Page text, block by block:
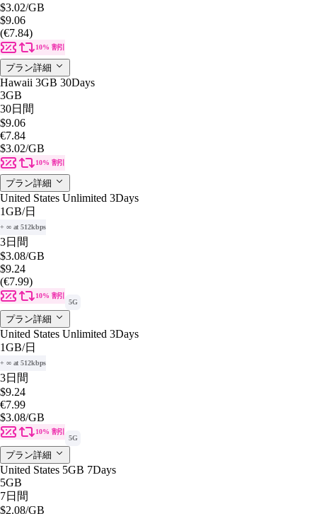
$3.02/GB
$9.06
(€7.84)
10% 割引
プラン詳細
Hawaii 3GB 30Days
3GB
30日間
$9.06
€7.84
$3.02/GB
10% 割引
プラン詳細
United States Unlimited 3Days
1GB/日
+ ∞ at 512kbps
3日間
$3.08/GB
$9.24
(€7.99)
10% 割引
5G
プラン詳細
United States Unlimited 3Days
1GB/日
+ ∞ at 512kbps
3日間
$9.24
€7.99
$3.08/GB
10% 割引
5G
プラン詳細
United States 5GB 7Days
5GB
7日間
$2.08/GB